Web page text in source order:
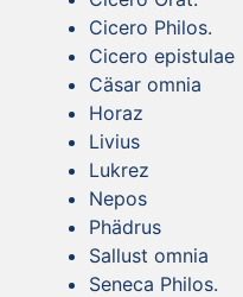
Cicero Philos.
Cicero epistulae
Cäsar omnia
Horaz
Livius
Lukrez
Nepos
Phädrus
Sallust omnia
Seneca Philos.